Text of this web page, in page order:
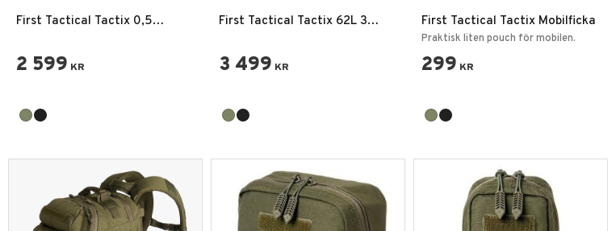
First Tactical Tactix 0,5
2 599 KR
First Tactical Tactix 62L 3
3 499 KR
First Tactical Tactix Mobilficka
Praktisk liten pouch för mobilen.
299 KR